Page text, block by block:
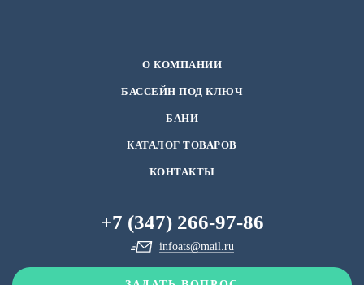
О КОМПАНИИ
БАССЕЙН ПОД КЛЮЧ
БАНИ
КАТАЛОГ ТОВАРОВ
КОНТАКТЫ
+7 (347) 266-97-86
infoats@mail.ru